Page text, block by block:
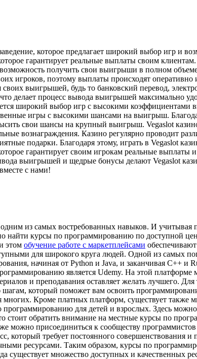
которое предлагает широкий выбор игр и
гарантирует реальные выплаты своим
получить свои выигрыши в полном
игроков, поэтому выплаты происходят
выигрышей, будь то банковский перевод,
делает процесс вывода выигрышей максимально
широкий выбор игр с высокими коэффициентами
игры с высокими шансами на выигрыш.
свои шансы на крупный выигрыш. Vegaslot
вознаграждения. Казино регулярно проводит
подарки. Благодаря этому, играть в Vegaslot
гарантирует своим игрокам реальные
выигрышей и щедрые бонусы делают Vegaslot
с нами!
из самых востребованных навыков. И учитывая
найти курсы по программированию по доступной
этом обучение работе с маркетплейсами
для широкого круга людей. Одной из самых
начиная от Python и Java, и заканчивая C++ и
является Udemy. На этой
и преподавания оставляет желать лучшего.
который поможет вам освоить
Кроме платных платформ, существует также
для детей и взрослых. Здесь
стоит обратить внимание на местные курсы по
присоединиться к сообществу
требует постоянного совершенствования
ресурсами. Таким образом, курсы по
существует множество доступных и качественных